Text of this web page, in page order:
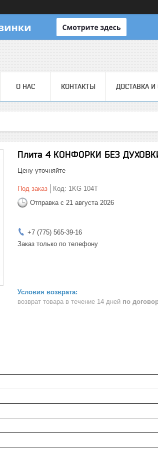
О НАС КОНТАКТЫ ДОСТАВКА И
Плита 4 КОНФОРКИ БЕЗ
Цену уточняйте
Под заказ Код: 1KG 104T
Отправка с 21 августа 2026
+7 (775) 565-39-16
Заказ только по телефону
возврат товара в течение 14 дней по